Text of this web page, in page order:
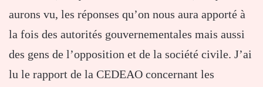
aurons vu, les réponses qu’on nous aura apporté à
la fois des autorités gouvernementales mais aussi
des gens de l’opposition et de la société civile. J’ai
lu le rapport de la CEDEAO concernant les